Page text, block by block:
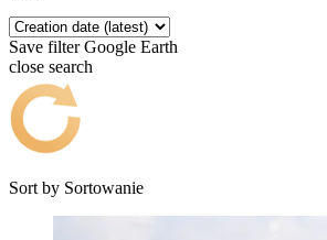
Save filter Google Earth
close search
Sort by Sortowanie